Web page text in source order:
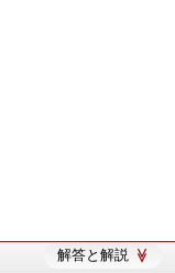
解答と解説